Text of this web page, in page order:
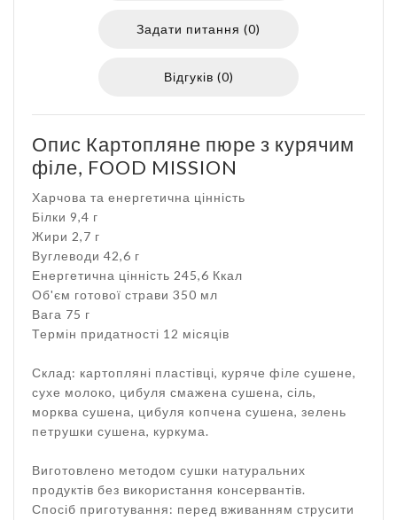
Задати питання (0)
Відгуків (0)
Опис Картопляне пюре з курячим
філе, FOOD MISSION
Харчова та енергетична цінність
Білки 9,4 г
Жири 2,7 г
Вуглеводи 42,6 г
Енергетична цінність 245,6 Ккал
Об'єм готової страви 350 мл
Вага 75 г
Термін придатності 12 місяців
Склад: картопляні пластівці, куряче філе сушене,
сухе молоко, цибуля смажена сушена, сіль,
морква сушена, цибуля копчена сушена, зелень
петрушки сушена, куркума.
Виготовлено методом сушки натуральних
продуктів без використання консервантів.
Спосіб приготування: перед вживанням струсити